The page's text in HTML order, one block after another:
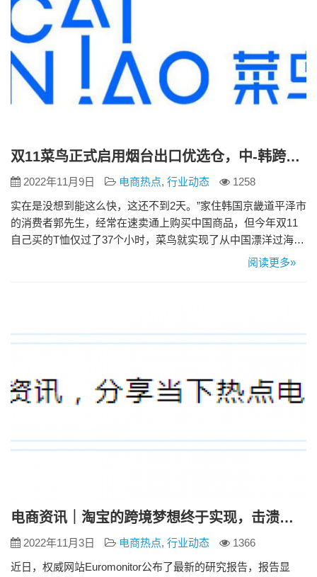
双11菜鸟正式启用烟台出口优选仓，中-韩跨境包裹最快37小时送达
2022年11月9日 电商热点, 行业动态
1258
实在是没想到能这么快，这还不到2天。”家住韩国京畿道平泽市
的消费者郭先生，经常在速卖通上购买中国商品，但今年双11
自己买的T恤仅过了37个小时，菜鸟就实现了从中国漂洋过海到
韩国的送货上门，着实让他没有想到。 海关总署数据显示，
阅读更多»
电商资讯｜淘宝的跨境梦想终于实现，击溃亚马逊，坐上跨境龙头
2022年11月3日 电商热点, 行业动态
1366
近日，权威网站Euromonitor公布了最新的研究报告，报告显